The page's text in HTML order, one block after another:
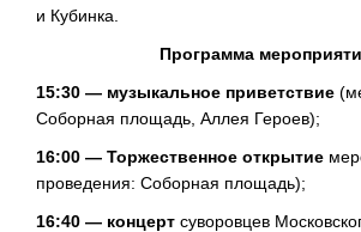
и Кубинка.
Программа
15:30 — музыкальное приветствие
Соборная площадь, Аллея Героев);
16:00 — Торжественное открытие
проведения: Соборная площадь);
16:40 — концерт суворовцев